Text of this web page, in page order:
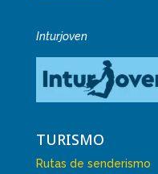
Inturjoven
TURISMO
Rutas de senderismo